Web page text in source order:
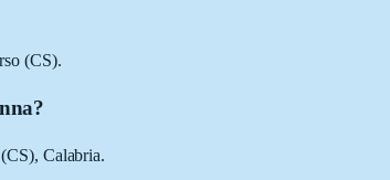
(CS).
Calabria.